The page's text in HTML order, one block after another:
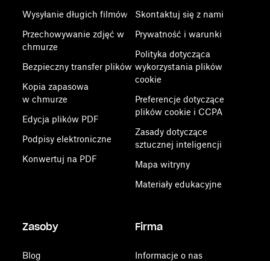
Wysyłanie długich filmów
Przechowywanie zdjęć w
chmurze
Bezpieczny transfer plików
Kopia zapasowa
w chmurze
Edycja plików PDF
Podpisy elektroniczne
Konwertuj na PDF
Skontaktuj się z nami
Prywatność i warunki
Polityka dotycząca
wykorzystania plików
cookie
Preferencje dotyczące
plików cookie i CCPA
Zasady dotyczące
sztucznej inteligencji
Mapa witryny
Materiały edukacyjne
Zasoby
Blog
Firma
Informacje o nas